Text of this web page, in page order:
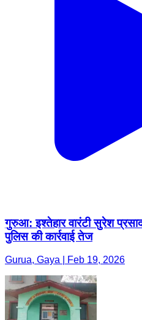
गुरुआ: इश्तेहार वारंटी सुरेश
पुलिस की कार्रवाई तेज
Gurua, Gaya | Feb 19, 2026